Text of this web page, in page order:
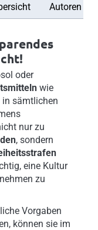
Autoren
oder
wie
in sämtlichen
nur zu
, sondern
eine Kultur
zu
Vorgaben
können sie im